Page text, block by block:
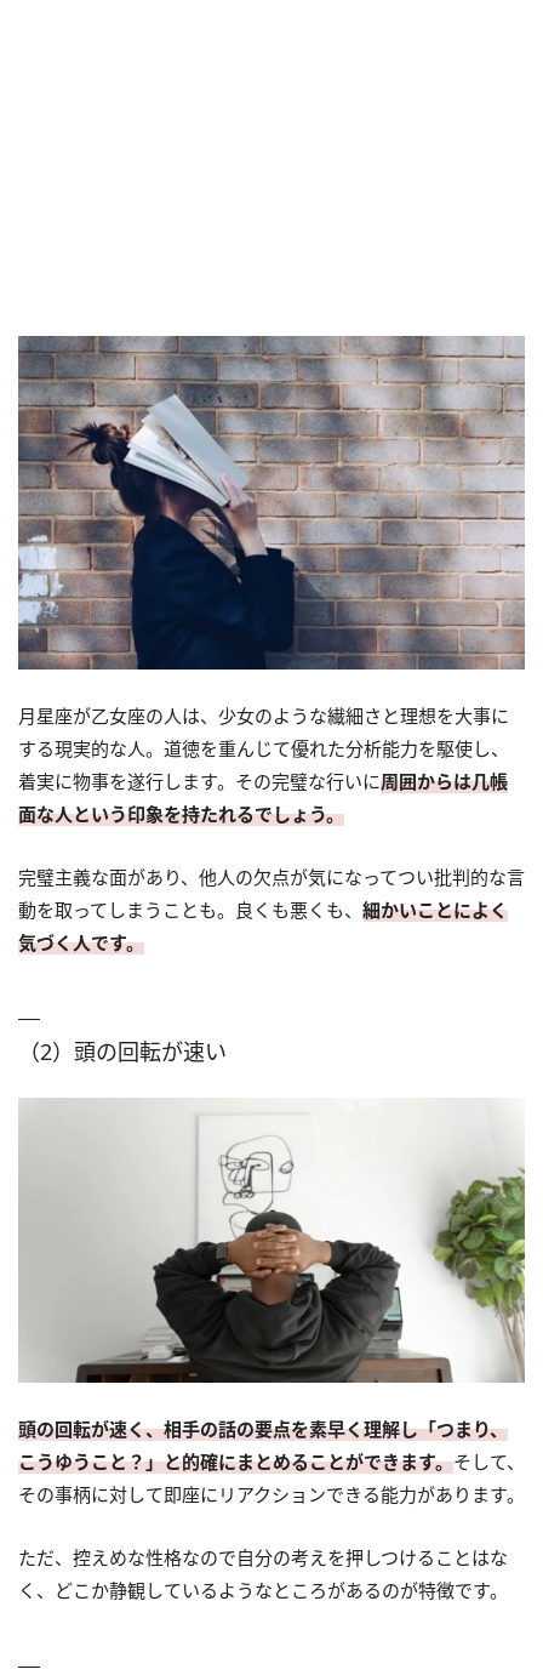
月星座が乙女座の人は、少女のような繊細さと理想を大事に
する現実的な人。道徳を重んじて優れた分析能力を駆使し、
着実に物事を遂行します。その完璧な行いに周囲からは几帳
面な人という印象を持たれるでしょう。
完璧主義な面があり、他人の欠点が気になってつい批判的な言
動を取ってしまうことも。良くも悪くも、 細かいことによく
気づく人です。
（2）頭の回転が速い
頭の回転が速く、相手の話の要点を素早く理解し「つまり、
こうゆうこと？」と的確にまとめることができます。そして、
その事柄に対して即座にリアクションできる能力があります。
ただ、控えめな性格なので自分の考えを押しつけることはな
く、どこか静観しているようなところがあるのが特徴です。